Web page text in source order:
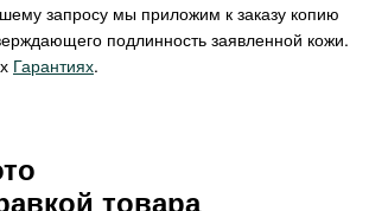
запросу мы приложим к заказу копию
подлинность заявленной кожи.
Гарантиях.
товара